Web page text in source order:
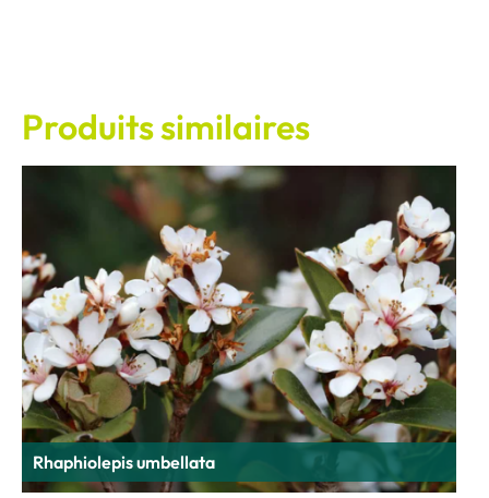
Produits similaires
Rhaphiolepis umbellata